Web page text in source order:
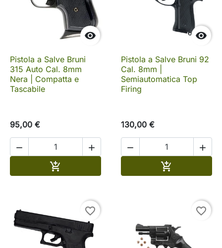

Pistola a Salve Bruni
315 Auto Cal. 8mm
Nera | Compatta e
Tascabile
95,00 €
 


Pistola a Salve Bruni 92
Cal. 8mm |
Semiautomatica Top
Firing
130,00 €
 

favorite_border favorite_border